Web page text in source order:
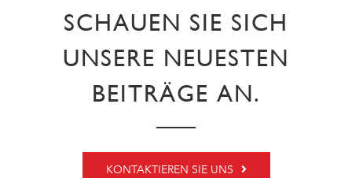
SCHAUEN SIE SICH
UNSERE NEUESTEN
BEITRÄGE AN.
KONTAKTIEREN SIE UNS